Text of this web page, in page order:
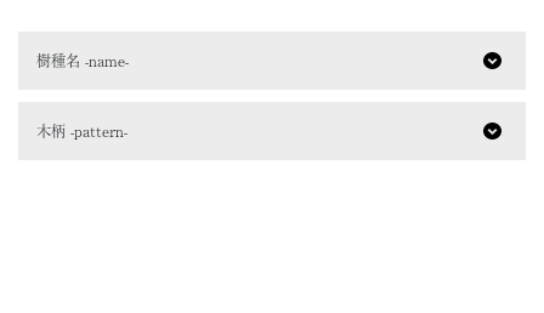
樹種名 -name-
木柄 -pattern-